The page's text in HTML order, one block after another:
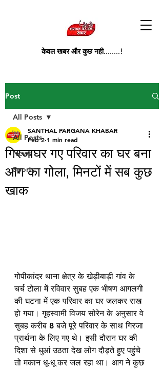
केवल खबर और कुछ नही........!
Post
All Posts
News
Sports
All Posts
गिरजाघर गए परिवार का घर बना
आग का गोला, मिनटों में सब कुछ
खाक
SANTHAL PARGANA KHABAR
Feb 2 1 min read
गोपीकांदर थाना क्षेत्र के खेड़ीबाड़ी गांव के
चर्च टोला में रविवार सुबह एक भीषण आगलगी
की घटना में एक परिवार का घर जलकर राख
हो गया। गृहस्वामी विजय सोरेन के अनुसार वे
सुबह करीब 8 बजे पूरे परिवार के साथ गिरजा
प्रार्थना के लिए गए थे। इसी दौरान घर की
दिशा से धुआं उठता देख लोग दौड़ते हुए पहुंचे
तो मकान धू-धू कर जल रहा था। आग ने कुछ